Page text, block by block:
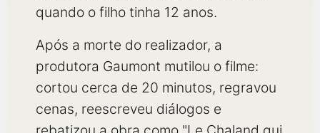
quando o filho tinha 12 anos.
Após a morte do realizador, a
produtora Gaumont mutilou o filme:
cortou cerca de 20 minutos, regravou
cenas, reescreveu diálogos e